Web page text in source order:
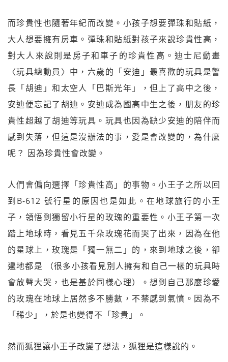
而珍貴性也隨著年紀而改變。小孩子想要彈珠和貼紙，
大人想要擁有房車。彈珠和貼紙對孩子來說珍貴性高，
對大人來說則是房子和車子的珍貴性高。迪士尼動畫
〈玩具總動員〉中，六歲的「安迪」最喜歡的玩具是警
長「胡迪」和太空人「巴斯光年」，但上了高中之後，
安迪便忘記了胡迪。安迪成為國高中生之後，朋友的珍
貴性超越了胡迪等玩具。玩具也因為缺少安迪的陪伴而
感到失落，但這是沒辦法的事，愛是會改變的，為什麼
呢？ 因為珍貴性會改變。
人們會偏向選擇「珍貴性高」的事物。小王子之所以回
到B-612 號行星的原因也是如此。在地球旅行的小王
子，領悟到獨留小行星的玫瑰的重要性。小王子第一次
踏上地球時，看見五千朵玫瑰花而哭了出來，因為在他
的星球上，玫瑰是「獨一無二」的，來到地球之後，卻
遍地都是 （很多小孩看見別人擁有和自己一樣的玩具時
會放聲大哭，也是基於同樣心理）。想到自己那麼珍愛
的玫瑰在地球上居然多不勝數，不禁感到氣憤。因為不
「稀少」，於是也變得不「珍貴」。
然而狐狸讓小王子改變了想法，狐狸是這樣說的。